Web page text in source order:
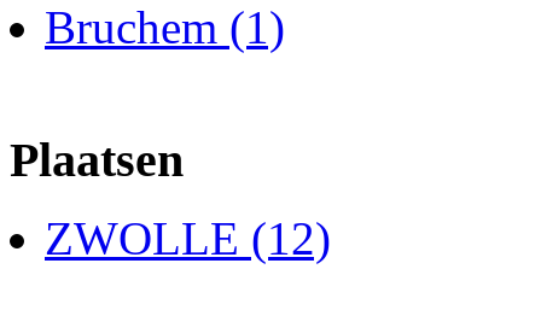
Bruchem (1)
Plaatsen
ZWOLLE (12)